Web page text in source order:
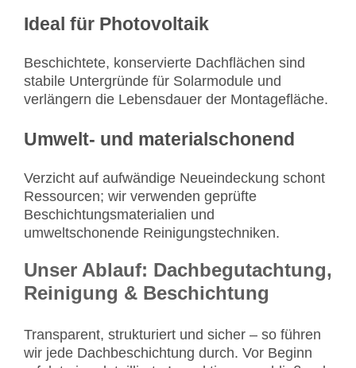
Ideal für Photovoltaik
Beschichtete, konservierte Dachflächen sind
stabile Untergründe für Solarmodule und
verlängern die Lebensdauer der Montagefläche.
Umwelt- und materialschonend
Verzicht auf aufwändige Neueindeckung schont
Ressourcen; wir verwenden geprüfte
Beschichtungsmaterialien und
umweltschonende Reinigungstechniken.
Unser Ablauf: Dachbegutachtung,
Reinigung & Beschichtung
Transparent, strukturiert und sicher – so führen
wir jede Dachbeschichtung durch. Vor Beginn